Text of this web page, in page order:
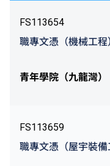
FS113654
職專文憑（機械工程
青年學院（九龍灣）
FS113659
職專文憑（屋宇裝備